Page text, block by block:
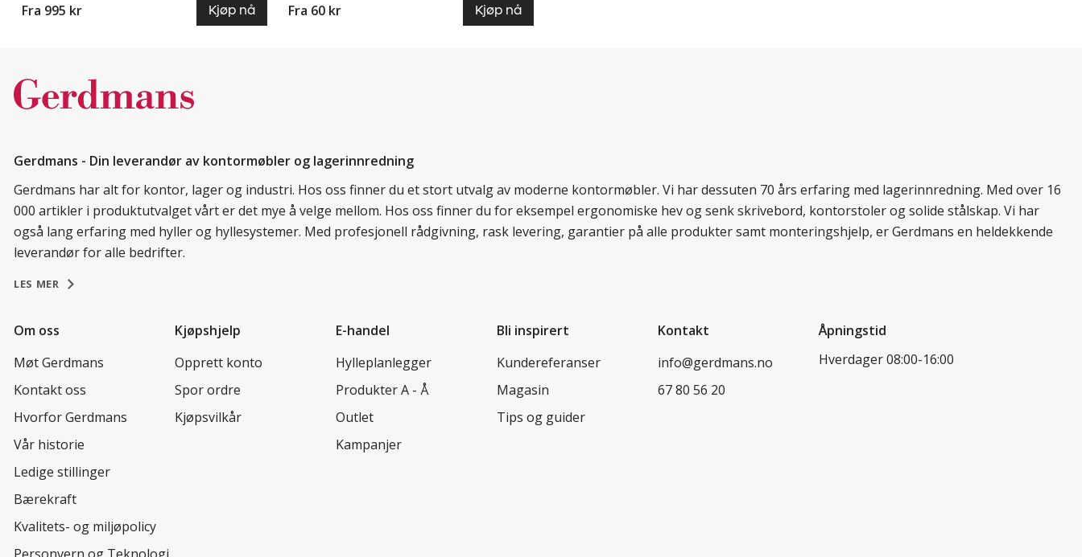
Fra 995 kr Kjøp nå Fra 60 kr Kjøp nå
Gerdmans - Din leverandør av kontormøbler og lagerinnredning
Gerdmans har alt for kontor, lager og industri. Hos oss finner du et stort utvalg av moderne kontormøbler. Vi har dessuten 70 års erfaring med lagerinnredning. Med over 16
000 artikler i produktutvalget vårt er det mye å velge mellom. Hos oss finner du for eksempel ergonomiske hev og senk skrivebord, kontorstoler og solide stålskap. Vi har
også lang erfaring med hyller og hyllesystemer. Med profesjonell rådgivning, rask levering, garantier på alle produkter samt monteringshjelp, er Gerdmans en heldekkende
leverandør for alle bedrifter.
LES MER
Om oss
Møt Gerdmans
Kontakt oss
Hvorfor Gerdmans
Vår historie
Ledige stillinger
Bærekraft
Kvalitets- og miljøpolicy
Kjøpshjelp
Opprett konto
Spor ordre
Kjøpsvilkår
E-handel
Hylleplanlegger
Produkter A - Å
Outlet
Kampanjer
Bli inspirert
Kundereferanser
Magasin
Tips og guider
Kontakt
info@gerdmans.no
67 80 56 20
Åpningstid
Hverdager 08:00-16:00